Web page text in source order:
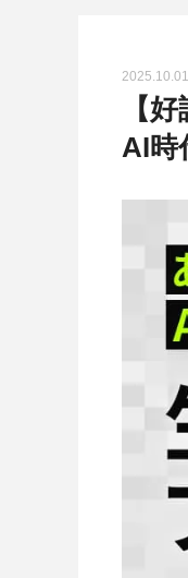
2025.10.01
【
AI時